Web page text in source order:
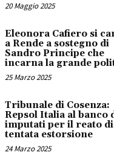
20 Maggio 2025
Eleonora Cafiero si
a Rende a sostegno di
Sandro Principe che
incarna la grande
25 Marzo 2025
Tribunale di Cosenza:
Repsol Italia al banco
imputati per il reato di
tentata estorsione
24 Marzo 2025